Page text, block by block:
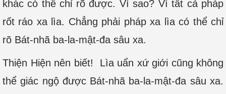
khác có thể chỉ rõ được. Vì sao? Vì tất cả pháp
rốt ráo xa lìa. Chẳng phải pháp xa lìa có thể chỉ
rõ Bát-nhã ba-la-mật-đa sâu xa.
Thiện Hiện nên biết! Lìa uẩn xứ giới cũng không
thể giác ngộ được Bát-nhã ba-la-mật-đa sâu xa.